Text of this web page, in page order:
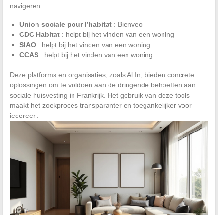
navigeren.
Union sociale pour l’habitat: Bienveo
CDC Habitat: helpt bij het vinden van een woning
SIAO: helpt bij het vinden van een woning
CCAS: helpt bij het vinden van een woning
Deze platforms en organisaties, zoals Al In, bieden concrete
oplossingen om te voldoen aan de dringende behoeften aan
sociale huisvesting in Frankrijk. Het gebruik van deze tools
maakt het zoekproces transparanter en toegankelijker voor
iedereen.